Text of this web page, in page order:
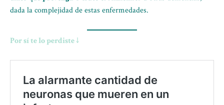
dada la complejidad de estas enfermedades.
Por sí te lo perdiste ↓